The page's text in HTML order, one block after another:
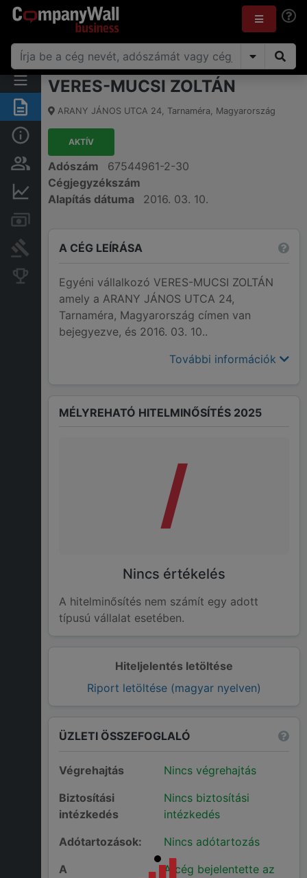
Összegzés
Alap információk
Személyek és tulajdonjog
Pénzügyi információk
Bírósági eljárások
Konkurens cégek
VERES-MUCSI ZOLTÁN
ARANY JÁNOS UTCA 24, Tarnaméra, Magyarország
AKTÍV
Adószám
67544961-2-30
Cégjegyzékszám
Alapítás dátuma
2016. 03. 10.
A CÉG LEÍRÁSA
Egyéni vállalkozó VERES-MUCSI ZOLTÁN
amely a ARANY JÁNOS UTCA 24,
Tarnaméra, Magyarország címen van
bejegyezve, és 2016. 03. 10..
További információk
Hiteljelentés letöltése
Riport letöltése (magyar nyelven)
MÉLYREHATÓ HITELMINŐSÍTÉS 2025
/
Nincs értékelés
A hitelminősítés nem számít egy adott
típusú vállalat esetében.
ÜZLETI ÖSSZEFOGLALÓ
Végrehajtás
Nincs végrehajtás
Biztosítási
intézkedés
Nincs biztosítási
intézkedés
Adótartozások:
Nincs adótartozás
A
A cég bejelentette az